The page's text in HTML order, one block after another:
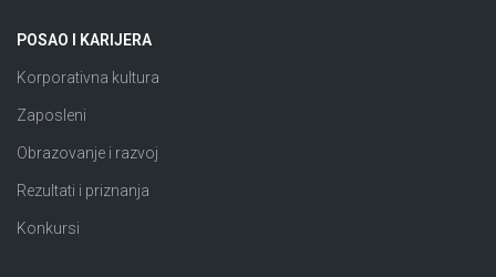
POSAO I KARIJERA
Korporativna kultura
Zaposleni
Obrazovanje i razvoj
Rezultati i priznanja
Konkursi